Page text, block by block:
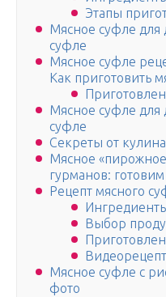
Этапы
Мясное суфле для
суфле
Мясное суфле
Как приготовить
Мясное суфле для
суфле
Секреты от
Мясное
гурманов:
Рецепт мясного
Выбор
Видеорецепт
Мясное суфле с
фото